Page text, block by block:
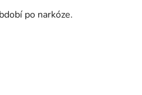
po narkóze.